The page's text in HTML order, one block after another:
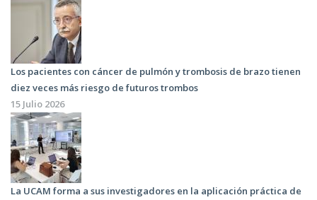
Los pacientes con cáncer de pulmón y trombosis de brazo tienen
diez veces más riesgo de futuros trombos
15 Julio 2026
La UCAM forma a sus investigadores en la aplicación práctica de